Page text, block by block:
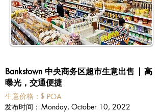
Bankstown 中央商务区超市生意出售 | 高
曝光，交通便捷
$
​生意价格：
POA
​发布时间： Monday, October 10, 2022